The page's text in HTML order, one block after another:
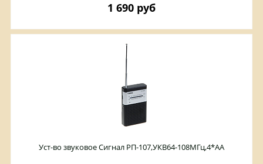
1 690 руб
Уст-во звуковое Сигнал РП-107,УКВ64-108МГц,4*АА